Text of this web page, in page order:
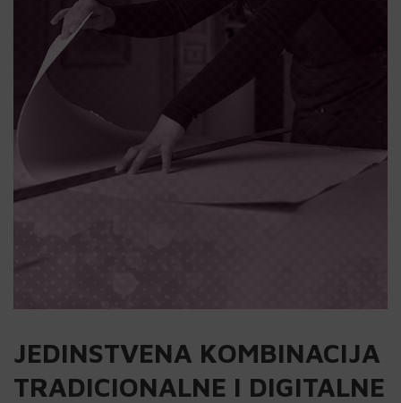
JEDINSTVENA KOMBINACIJA
TRADICIONALNE I DIGITALNE